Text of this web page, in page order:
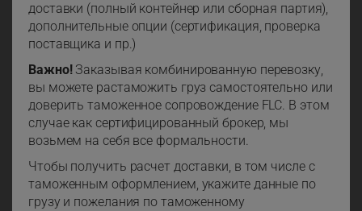
доставки (полный контейнер или сборная партия),
дополнительные опции (сертификация, проверка
поставщика и пр.)
Важно!Заказывая комбинированную перевозку,
вы можете растаможить груз самостоятельно или
доверить таможенное сопровождение FLC. В этом
случае как сертифицированный брокер, мы
возьмем на себя все формальности.
Чтобы получить расчет доставки, в том числе с
таможенным оформлением, укажите данные по
грузу и пожелания по таможенному